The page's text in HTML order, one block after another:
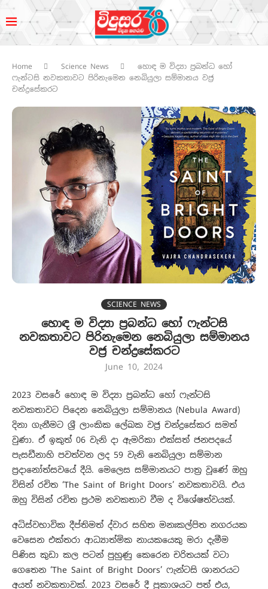
Home Science News
හොඳ ම විද්‍යා ප්‍රබන්ධ හෝ
ෆැන්ටසි නවකතාවට පිරිනැමෙන නෙබියුලා සම්මානය වජ්‍ර
චන්ද්‍රසේකරට
SCIENCE NEWS
හොඳ ම විද්‍යා ප්‍රබන්ධ හෝ ෆැන්ටසි
නවකතාවට පිරිනැමෙන නෙබියුලා සම්මානය
වජ්‍ර චන්ද්‍රසේකරට
June 10, 2024
2023 වසරේ හොඳ ම විද්‍යා ප්‍රබන්ධ හෝ ෆැන්ටසි
නවකතාවට පිදෙන නෙබියුලා සම්මානය (Nebula Award)
දිනා ගැනීමට ශ්‍රී ලාංකික ලේඛක වජ්‍ර චන්ද්‍රසේකර සමත්
වුණා. ඒ ඉකුත් 06 වැනි දා ඇමරිකා එක්සත් ජනපදයේ
පැසඩීනාහි පවත්වන ලද 59 වැනි නෙබියුලා සම්මාන
ප්‍රදානෝත්සවයේ දීයි. මෙලෙස සම්මානයට පාත්‍ර වූණේ ඔහු
විසින් රචිත ‘The Saint of Bright Doors’ නවකතාවයි. එය
ඔහු විසින් රචිත ප්‍රථම නවකතාව වීම ද විශේෂත්වයක්.
අධිස්වභාවික දීප්තිමත් ද්වාර සහිත මනඃකල්පිත නගරයක
වෙසෙන එක්තරා ආධ්‍යාත්මික නායකයෙකු මරා දැමීම
පිණිස කුඩා කල පටන් පුහුණු කෙරෙන චරිතයක් වටා
ගෙතෙන ‘The Saint of Bright Doors’ ෆැන්ටසි ශානරයට
අයත් නවකතාවක්. 2023 වසරේ දී ප්‍රකාශයට පත් එය,